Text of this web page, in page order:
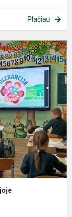
Plačiau